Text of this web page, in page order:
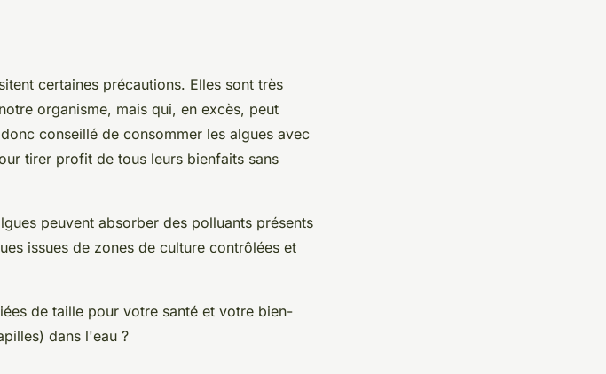
certaines précautions. Elles sont très
organisme, mais qui, en excès, peut
conseillé de consommer les algues avec
tirer profit de tous leurs bienfaits sans
peuvent absorber des polluants présents
issues de zones de culture contrôlées et
de taille pour votre santé et votre bien-
dans l'eau ?